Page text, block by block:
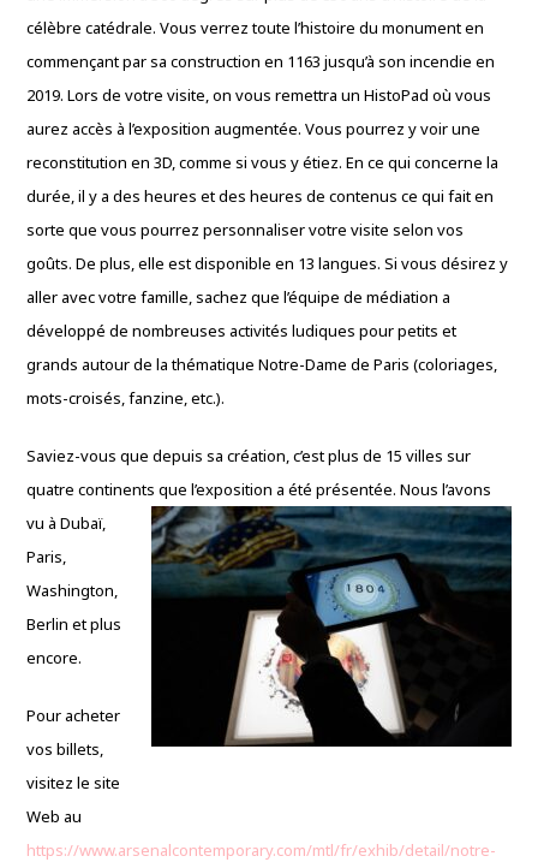
célèbre catédrale. Vous verrez toute l’histoire du monument en
commençant par sa construction en 1163 jusqu’à son incendie en
2019. Lors de votre visite, on vous remettra un HistoPad où vous
aurez accès à l’exposition augmentée. Vous pourrez y voir une
reconstitution en 3D, comme si vous y étiez. En ce qui concerne la
durée, il y a des heures et des heures de contenus ce qui fait en
sorte que vous pourrez personnaliser votre visite selon vos
goûts. De plus, elle est disponible en 13 langues. Si vous désirez y
aller avec votre famille, sachez que l’équipe de médiation a
développé de nombreuses activités ludiques pour petits et
grands autour de la thématique Notre-Dame de Paris (coloriages,
mots-croisés, fanzine, etc.).
Saviez-vous que depuis sa création, c’est plus de 15 villes sur
quatre continents que l’exposition a été présentée. Nous l’avons
vu à Dubaï,
Paris,
Washington,
Berlin et plus
encore.
Pour acheter
vos billets,
visitez le site
Web au
https://www.arsenalcontemporary.com/mtl/fr/exhib/detail/notre-